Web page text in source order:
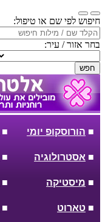
חיפוש לפי שם או טיפול:
בחר אזור / עיר:
חפש
■ הורוסקופ יומי ■
■ אסטרולוגיה ■
■ מיסטיקה ■
■ טארוט ■